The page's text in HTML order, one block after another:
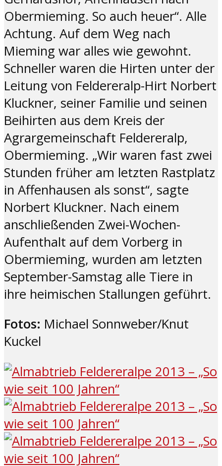
Obermieming. So auch heuer“. Alle
Achtung. Auf dem Weg nach
Mieming war alles wie gewohnt.
Schneller waren die Hirten unter der
Leitung von Feldereralp-Hirt Norbert
Kluckner, seiner Familie und seinen
Beihirten aus dem Kreis der
Agrargemeinschaft Feldereralp,
Obermieming. „Wir waren fast zwei
Stunden früher am letzten Rastplatz
in Affenhausen als sonst“, sagte
Norbert Kluckner. Nach einem
anschließenden Zwei-Wochen-
Aufenthalt auf dem Vorberg in
Obermieming, wurden am letzten
September-Samstag alle Tiere in
ihre heimischen Stallungen geführt.
Fotos: Michael Sonnweber/Knut
Kuckel